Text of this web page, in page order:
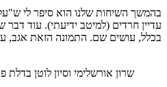
בהמשך השיחות שלנו הוא סיפר לי
עדיין חרדים (למיטב ידיעתי). עוד
בכלל, עושים שם. התמונה הזאת אגב,
שרון אורשלימי וסיון לוטן